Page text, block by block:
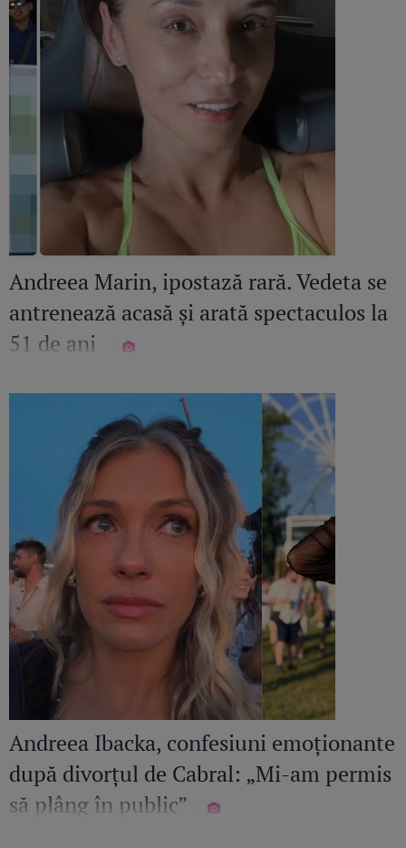
Andreea Marin, ipostază rară. Vedeta se
antrenează acasă și arată spectaculos la
51 de ani
Andreea Ibacka, confesiuni emoționante
după divorțul de Cabral: „Mi-am permis
să plâng în public”